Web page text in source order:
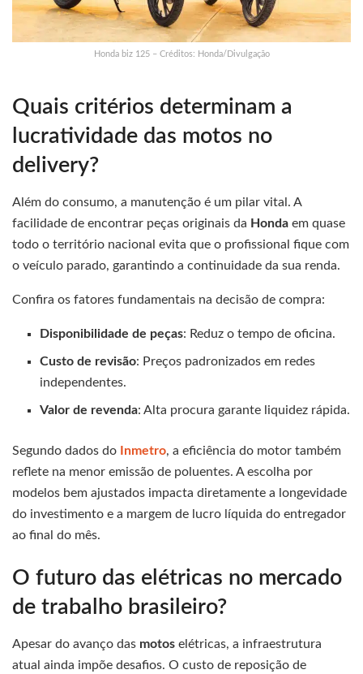
Honda biz 125 – Créditos: Honda/Divulgação
Quais critérios determinam a
lucratividade das motos no
delivery?
Além do consumo, a manutenção é um pilar vital. A
facilidade de encontrar peças originais da Honda em quase
todo o território nacional evita que o profissional fique com
o veículo parado, garantindo a continuidade da sua renda.
Confira os fatores fundamentais na decisão de compra:
Disponibilidade de peças: Reduz o tempo de oficina.
Custo de revisão: Preços padronizados em redes
independentes.
Valor de revenda: Alta procura garante liquidez rápida.
Segundo dados do Inmetro, a eficiência do motor também
reflete na menor emissão de poluentes. A escolha por
modelos bem ajustados impacta diretamente a longevidade
do investimento e a margem de lucro líquida do entregador
ao final do mês.
O futuro das elétricas no mercado
de trabalho brasileiro?
Apesar do avanço das motos elétricas, a infraestrutura
atual ainda impõe desafios. O custo de reposição de